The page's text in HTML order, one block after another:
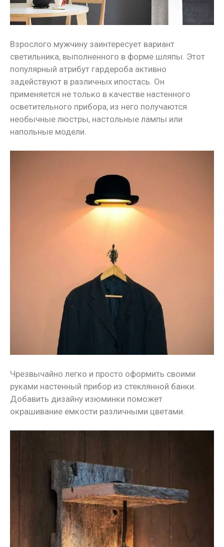
Взрослого мужчину заинтересует вариант
светильника, выполненного в форме шляпы. Этот
популярный атрибут гардероба активно
задействуют в различных ипостась. Он
применяется не только в качестве настенного
осветительного прибора, из него получаются
необычные люстры, настольные лампы или
напольные модели.
Чрезвычайно легко и просто оформить своими
руками настенный прибор из стеклянной банки.
Добавить дизайну изюминки поможет
окрашивание емкости различными цветами.